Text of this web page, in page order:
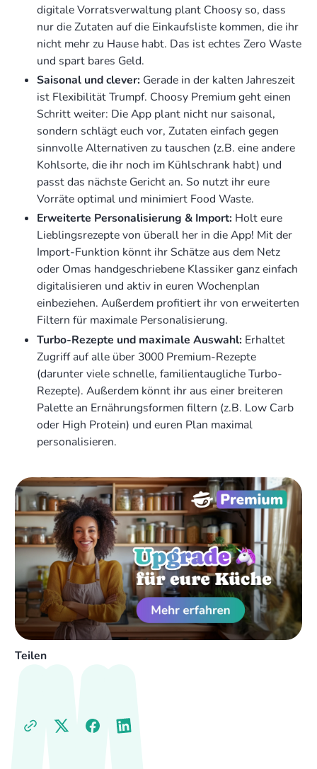
digitale Vorratsverwaltung plant Choosy so, dass
nur die Zutaten auf die Einkaufsliste kommen, die ihr
nicht mehr zu Hause habt. Das ist echtes Zero Waste
und spart bares Geld.
Saisonal und clever: Gerade in der kalten Jahreszeit
ist Flexibilität Trumpf. Choosy Premium geht einen
Schritt weiter: Die App plant nicht nur saisonal,
sondern schlägt euch vor, Zutaten einfach gegen
sinnvolle Alternativen zu tauschen (z.B. eine andere
Kohlsorte, die ihr noch im Kühlschrank habt) und
passt das nächste Gericht an. So nutzt ihr eure
Vorräte optimal und minimiert Food Waste.
Erweiterte Personalisierung & Import: Holt eure
Lieblingsrezepte von überall her in die App! Mit der
Import-Funktion könnt ihr Schätze aus dem Netz
oder Omas handgeschriebene Klassiker ganz einfach
digitalisieren und aktiv in euren Wochenplan
einbeziehen. Außerdem profitiert ihr von erweiterten
Filtern für maximale Personalisierung.
Turbo-Rezepte und maximale Auswahl: Erhaltet
Zugriff auf alle über 3000 Premium-Rezepte
(darunter viele schnelle, familientaugliche Turbo-
Rezepte). Außerdem könnt ihr aus einer breiteren
Palette an Ernährungsformen filtern (z.B. Low Carb
oder High Protein) und euren Plan maximal
personalisieren.
Teilen